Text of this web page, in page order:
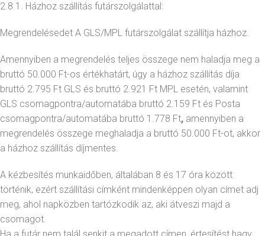
2.8.1. Házhoz szállítás futárszolgálattal:
Megrendelésedet A GLS/MPL futárszolgálat szállítja házhoz.
Amennyiben a megrendelés teljes összege nem haladja meg a
bruttó 50.000 Ft-os értékhatárt, úgy a házhoz szállítás díja
bruttó 2.795 Ft GLS és bruttó 2.921 Ft MPL esetén, valamint
GLS csomagpontra/automatába bruttó 2.159 Ft és Posta
csomagpontra/automatába bruttó 1.778 Ft, amennyiben a
megrendelés összege meghaladja a bruttó 50.000 Ft-ot, akkor
a házhoz szállítás díjmentes.
A kézbesítés munkaidőben, általában 8 és 17 óra között
történik, ezért szállítási címként mindenképpen olyan címet adj
meg, ahol napközben tartózkodik az, aki átveszi majd a
csomagot.